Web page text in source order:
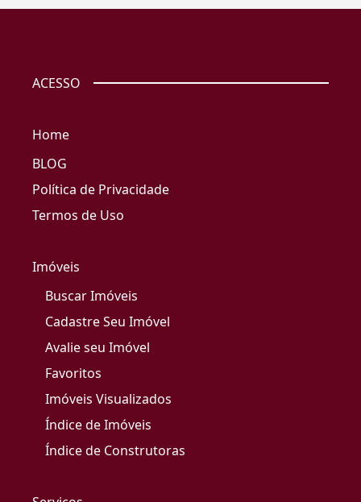
ACESSO
Home
BLOG
Política de Privacidade
Termos de Uso
Imóveis
Buscar Imóveis
Cadastre Seu Imóvel
Avalie seu Imóvel
Favoritos
Imóveis Visualizados
Índice de Imóveis
Índice de Construtoras